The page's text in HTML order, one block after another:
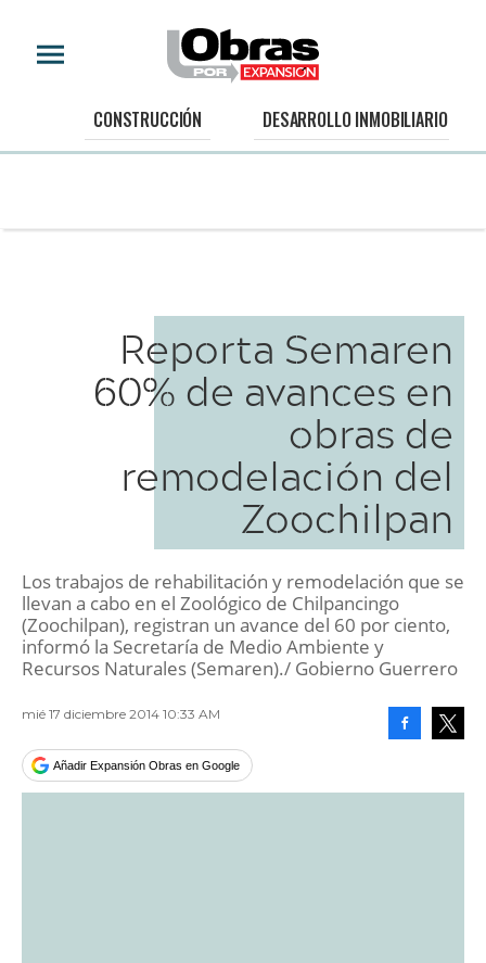
CONSTRUCCIÓN DESARROLLO INMOBILIARIO
Reporta Semaren
60% de avances en
obras de
remodelación del
Zoochilpan
Los trabajos de rehabilitación y remodelación que se
llevan a cabo en el Zoológico de Chilpancingo
(Zoochilpan), registran un avance del 60 por ciento,
informó la Secretaría de Medio Ambiente y
Recursos Naturales (Semaren)./ Gobierno Guerrero
mié 17 diciembre 2014 10:33 AM
Añadir Expansión Obras en Google